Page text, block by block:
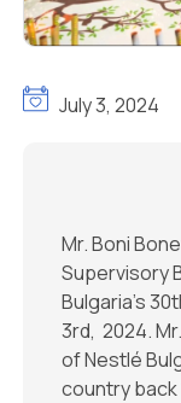
July 3, 2024
Mr. Boni
Supervisory
Bulgaria’s
3rd, 2024.
of Nestlé
country back